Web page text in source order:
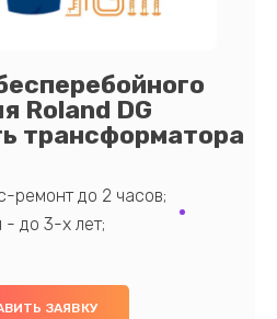
Roland DG
трансформатора
ремонт до 2 часов;
- до 3-х лет;
ЗАЯВКУ